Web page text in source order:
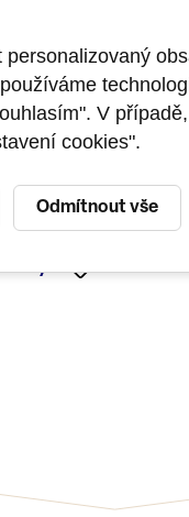
základní
databázového
Kurz vhodný i pro
s jazykem SQL.
2 dny
V
cookies".
Odmítnout vše